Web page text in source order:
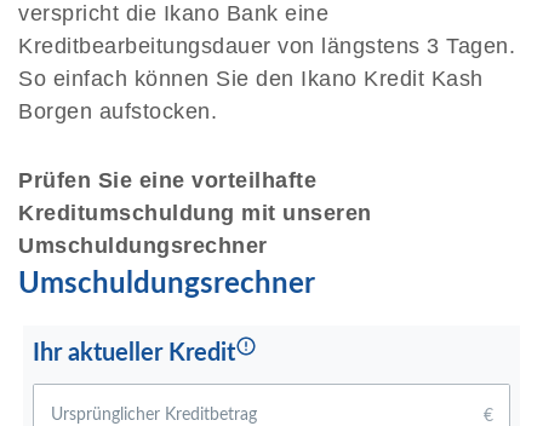
verspricht die Ikano Bank eine
Kreditbearbeitungsdauer von längstens 3 Tagen.
So einfach können Sie den Ikano Kredit Kash
Borgen aufstocken.
Prüfen Sie eine vorteilhafte
Kreditumschuldung mit unseren
Umschuldungsrechner
Umschuldungsrechner
Ihr aktueller Kredit
€
Ursprünglicher Kreditbetrag